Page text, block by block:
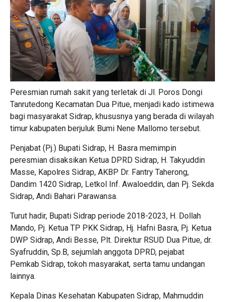
Peresmian rumah sakit yang terletak di Jl. Poros Dongi
Tanrutedong Kecamatan Dua Pitue, menjadi kado istimewa
bagi masyarakat Sidrap, khususnya yang berada di wilayah
timur kabupaten berjuluk Bumi Nene Mallomo tersebut.
Penjabat (Pj.) Bupati Sidrap, H. Basra memimpin
peresmian disaksikan Ketua DPRD Sidrap, H. Takyuddin
Masse, Kapolres Sidrap, AKBP Dr. Fantry Taherong,
Dandim 1420 Sidrap, Letkol Inf. Awaloeddin, dan Pj. Sekda
Sidrap, Andi Bahari Parawansa.
Turut hadir, Bupati Sidrap periode 2018-2023, H. Dollah
Mando, Pj. Ketua TP PKK Sidrap, Hj. Hafni Basra, Pj. Ketua
DWP Sidrap, Andi Besse, Plt. Direktur RSUD Dua Pitue, dr.
Syafruddin, Sp.B, sejumlah anggota DPRD, pejabat
Pemkab Sidrap, tokoh masyarakat, serta tamu undangan
lainnya.
Kepala Dinas Kesehatan Kabupaten Sidrap, Mahmuddin